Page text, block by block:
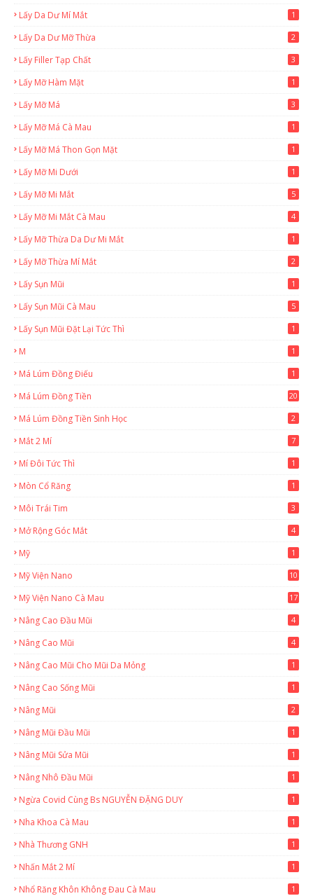
Lấy Da Dư Mí Mắt 1
Lấy Da Dư Mỡ Thừa 2
Lấy Filler Tạp Chất 3
Lấy Mỡ Hàm Mặt 1
Lấy Mỡ Má 3
Lấy Mỡ Má Cà Mau 1
Lấy Mỡ Má Thon Gọn Mặt 1
Lấy Mỡ Mi Dưới 1
Lấy Mỡ Mi Mắt 5
Lấy Mỡ Mi Mắt Cà Mau 4
Lấy Mỡ Thừa Da Dư Mi Mắt 1
Lấy Mỡ Thừa Mí Mắt 2
Lấy Sụn Mũi 1
Lấy Sụn Mũi Cà Mau 5
Lấy Sụn Mũi Đặt Lại Tức Thì 1
M 1
Má Lúm Đồng Điếu 1
Má Lúm Đồng Tiền 20
Má Lúm Đồng Tiền Sinh Học 2
Mắt 2 Mí 7
Mí Đôi Tức Thì 1
Mòn Cổ Răng 1
Môi Trái Tim 3
Mở Rộng Góc Mắt 4
Mỹ 1
Mỹ Viện Nano 10
Mỹ Viện Nano Cà Mau
17
Nâng Cao Đầu Mũi 4
Nâng Cao Mũi 4
Nâng Cao Mũi Cho Mũi Da Mỏng 1
Nâng Cao Sống Mũi 1
Nâng Mũi 2
Nâng Mũi Đầu Mũi 1
Nâng Mũi Sửa Mũi 1
Nâng Nhô Đầu Mũi 1
Ngừa Covid Cùng Bs NGUYỄN ĐẶNG DUY 1
Nha Khoa Cà Mau 1
Nhà Thương GNH 1
Nhấn Mắt 2 Mí 1
Nhổ Răng Khôn Không Đau Cà Mau 1